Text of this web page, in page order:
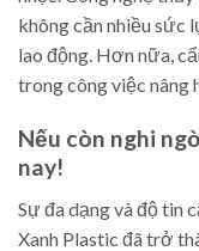
không cần nhiều sức
lao động. Hơn nữa,
trong công việc nâng
Nếu còn nghi
nay!
Sự đa dạng và độ tin
Xanh Plastic đã trở